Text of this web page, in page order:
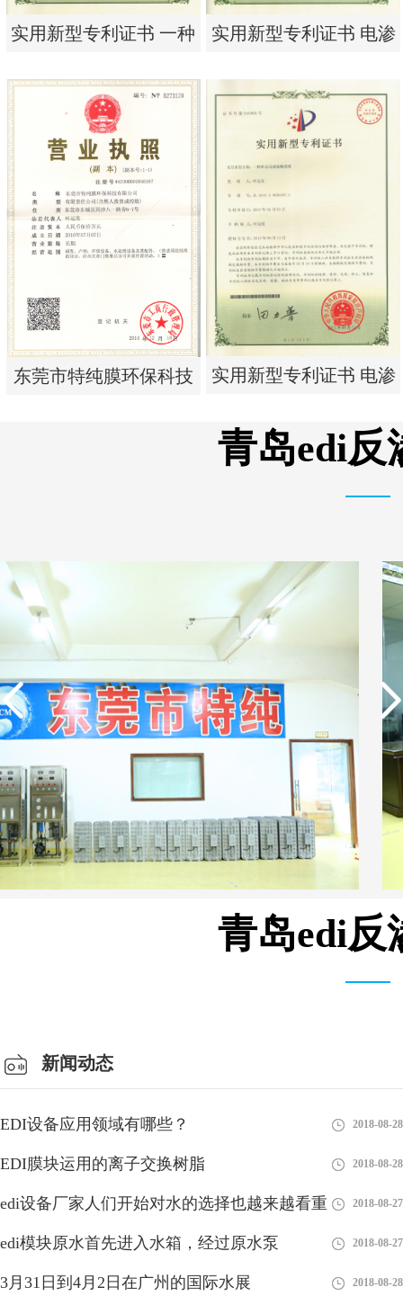
实用新型专利证书 一种
实用新型专利证书 一种
单边过滤流畅基板
实用新型专利证书 电渗
实用新型专利证书 电渗
析器用纯水隔板组件
东莞市特纯膜环保科技
有限公司营业执照
实用新型专利证书 电渗
析器用浓水隔板组件
青岛edi反
青岛edi反
新闻动态
EDI设备应用领域有哪些？ 2018-08-28
EDI膜块运用的离子交换树脂 2018-08-28
edi设备厂家人们开始对水的选择也越来越看重 2018-08-27
edi模块原水首先进入水箱，经过原水泵 2018-08-27
3月31日到4月2日在广州的国际水展 2018-08-28
edi进水为何分两路？